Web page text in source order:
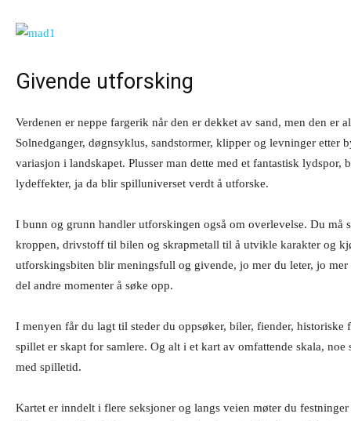
Givende utforsking
Verdenen er neppe fargerik når den er dekket av sand, men den er
Solnedganger, døgnsyklus, sandstormer, klipper og levninger etter
variasjon i landskapet. Plusser man dette med et fantastisk lydspor,
lydeffekter, ja da blir spilluniverset verdt å utforske.
I bunn og grunn handler utforskingen også om overlevelse. Du må
kroppen, drivstoff til bilen og skrapmetall til å utvikle karakter og
utforskingsbiten blir meningsfull og givende, jo mer du leter, jo
del andre momenter å søke opp.
I menyen får du lagt til steder du oppsøker, biler, fiender, historiske
spillet er skapt for samlere. Og alt i et kart av omfattende skala,
med spilletid.
Kartet er inndelt i flere seksjoner og langs veien møter du